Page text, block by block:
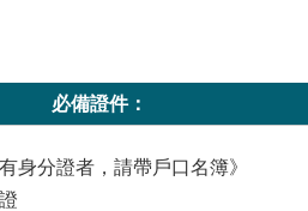
必備證件：
身分證者，請帶戶口名簿》